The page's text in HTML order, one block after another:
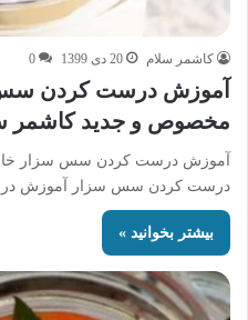
کاشمر سلام 20 دی 1399 0
آموزش درست کردن
مخصوص و جدید کاشمر
آموزش درست کردن سس سزار
درست کردن سس سزار آموزش
بیشتر بخوانید »